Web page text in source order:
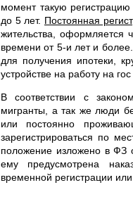
момент такую
до 5 лет. Постоянная
жительства, оформляется
времени от 5-и лет и
для получения ипотеки,
устройстве на работу на
В соответствии с
мигранты, а так же люди
или постоянно
зарегистрироваться по
положение изложено в
ему предусмотрена
временной регистрации